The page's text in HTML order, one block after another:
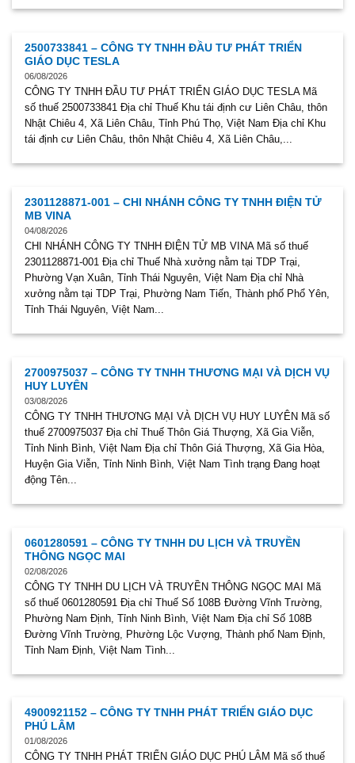
2500733841 – CÔNG TY TNHH ĐẦU TƯ PHÁT TRIỂN
GIÁO DỤC TESLA
06/08/2026
CÔNG TY TNHH ĐẦU TƯ PHÁT TRIỂN GIÁO DỤC TESLA Mã
số thuế 2500733841 Địa chỉ Thuế Khu tái định cư Liên Châu, thôn
Nhật Chiêu 4, Xã Liên Châu, Tỉnh Phú Thọ, Việt Nam Địa chỉ Khu
tái định cư Liên Châu, thôn Nhật Chiêu 4, Xã Liên Châu,...
2301128871-001 – CHI NHÁNH CÔNG TY TNHH ĐIỆN TỬ
MB VINA
04/08/2026
CHI NHÁNH CÔNG TY TNHH ĐIỆN TỬ MB VINA Mã số thuế
2301128871-001 Địa chỉ Thuế Nhà xưởng nằm tại TDP Trại,
Phường Vạn Xuân, Tỉnh Thái Nguyên, Việt Nam Địa chỉ Nhà
xưởng nằm tại TDP Trại, Phường Nam Tiến, Thành phố Phổ Yên,
Tỉnh Thái Nguyên, Việt Nam...
2700975037 – CÔNG TY TNHH THƯƠNG MẠI VÀ DỊCH VỤ
HUY LUYÊN
03/08/2026
CÔNG TY TNHH THƯƠNG MẠI VÀ DỊCH VỤ HUY LUYÊN Mã số
thuế 2700975037 Địa chỉ Thuế Thôn Giá Thượng, Xã Gia Viễn,
Tỉnh Ninh Bình, Việt Nam Địa chỉ Thôn Giá Thượng, Xã Gia Hòa,
Huyện Gia Viễn, Tỉnh Ninh Bình, Việt Nam Tình trạng Đang hoạt
động Tên...
0601280591 – CÔNG TY TNHH DU LỊCH VÀ TRUYỀN
THÔNG NGỌC MAI
02/08/2026
CÔNG TY TNHH DU LỊCH VÀ TRUYỀN THÔNG NGỌC MAI Mã
số thuế 0601280591 Địa chỉ Thuế Số 108B Đường Vĩnh Trường,
Phường Nam Định, Tỉnh Ninh Bình, Việt Nam Địa chỉ Số 108B
Đường Vĩnh Trường, Phường Lộc Vượng, Thành phố Nam Định,
Tỉnh Nam Định, Việt Nam Tình...
4900921152 – CÔNG TY TNHH PHÁT TRIỂN GIÁO DỤC
PHÚ LÂM
01/08/2026
CÔNG TY TNHH PHÁT TRIỂN GIÁO DỤC PHÚ LÂM Mã số thuế